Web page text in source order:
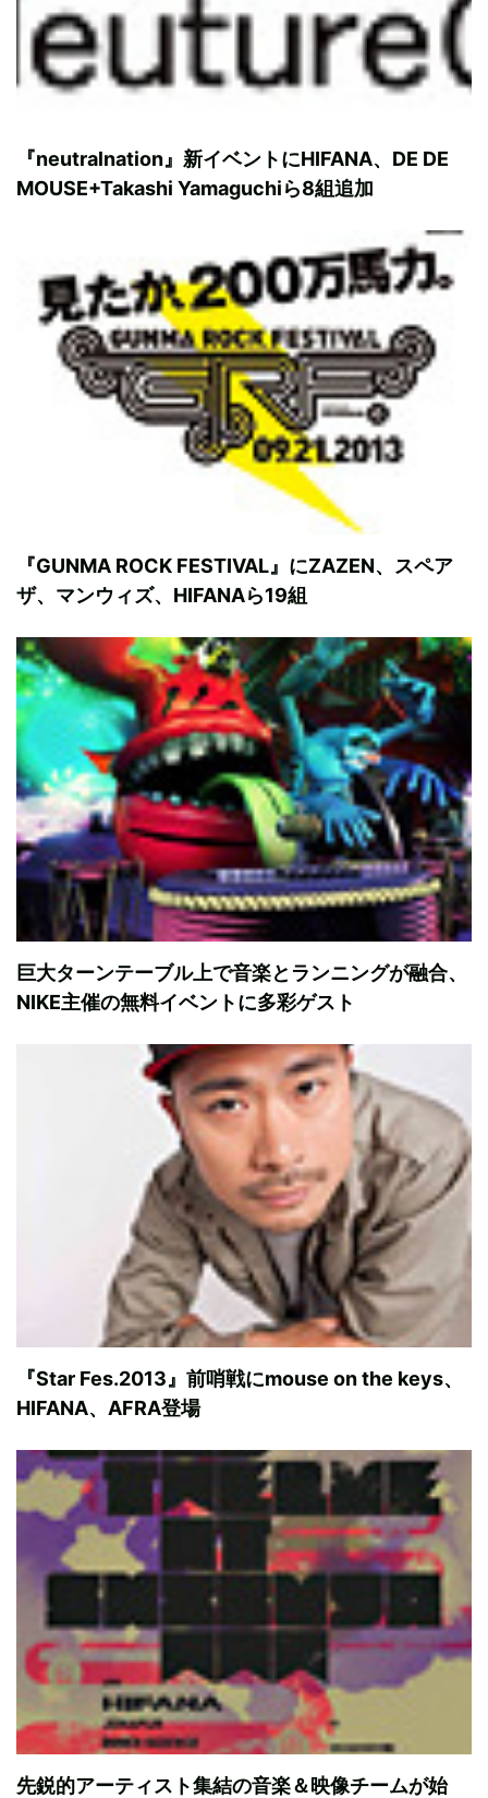
『neutralnation』新イベントにHIFANA、DE DE
MOUSE+Takashi Yamaguchiら8組追加
『GUNMA ROCK FESTIVAL』にZAZEN、スペア
ザ、マンウィズ、HIFANAら19組
巨大ターンテーブル上で音楽とランニングが融合、
NIKE主催の無料イベントに多彩ゲスト
『Star Fes.2013』前哨戦にmouse on the keys、
HIFANA、AFRA登場
先鋭的アーティスト集結の音楽＆映像チームが始